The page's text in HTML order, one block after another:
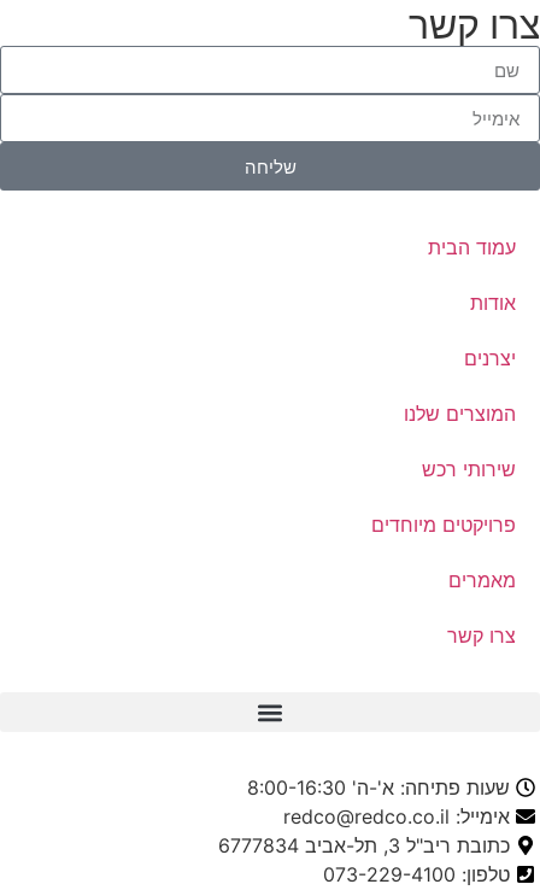
צרו קשר
שליחה
עמוד הבית
אודות
יצרנים
המוצרים שלנו
שירותי רכש
פרויקטים מיוחדים
מאמרים
צרו קשר
שעות פתיחה: א'-ה' 8:00-16:30
אימייל: redco@redco.co.il
כתובת ריב"ל 3, תל-אביב 6777834
טלפון: 073-229-4100